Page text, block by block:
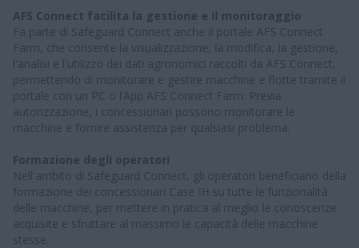
AFS Connect facilita la gestione e il monitoraggio
Fa parte di Safeguard Connect anche il portale AFS Connect
Farm, che consente la visualizzazione, la modifica, la gestione,
l'analisi e l'utilizzo dei dati agronomici raccolti da AFS Connect,
permettendo di monitorare e gestire macchine e flotte tramite il
portale con un PC o l’App AFS Connect Farm. Previa
autorizzazione, i concessionari possono monitorare le
macchine e fornire assistenza per qualsiasi problema.
Formazione degli operatori
Nell'ambito di Safeguard Connect, gli operatori beneficiano della
formazione dei concessionari Case IH su tutte le funzionalità
delle macchine, per mettere in pratica al meglio le conoscenze
acquisite e sfruttare al massimo le capacità delle macchine
stesse.